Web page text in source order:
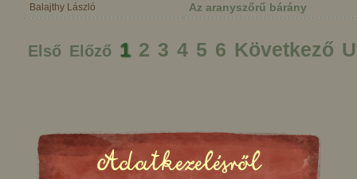
Balajthy László Az aranyszőrű bárány
Első Előző 1 2 3 4 5 6 Következő
Adatkezelésről